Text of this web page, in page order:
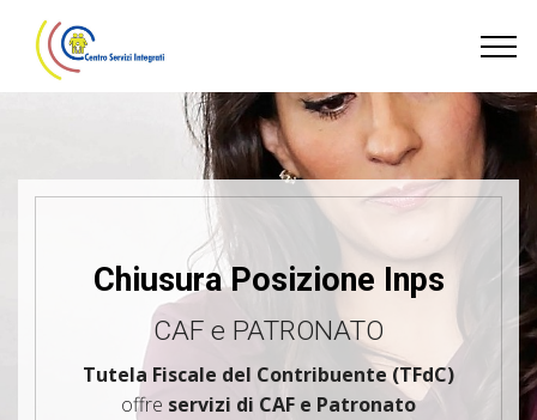
Chiusura Posizione Inps
CAF e PATRONATO
Tutela Fiscale del Contribuente (TFdC)
offre servizi di CAF e Patronato